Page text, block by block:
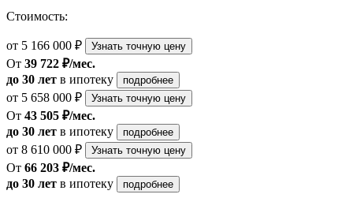
Стоимость:
от 5 166 000 ₽ Узнать точную цену
От 39 722 ₽/мес.
до 30 лет в ипотеку подробнее
от 5 658 000 ₽ Узнать точную цену
От 43 505 ₽/мес.
до 30 лет в ипотеку подробнее
от 8 610 000 ₽ Узнать точную цену
От 66 203 ₽/мес.
до 30 лет в ипотеку подробнее